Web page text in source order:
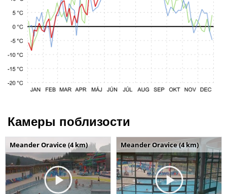
Камеры поблизости
Meander Oravice (4 km) Meander Oravice (4 km)